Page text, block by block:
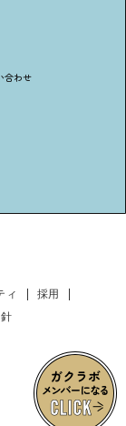
合わせ
ィ
採用